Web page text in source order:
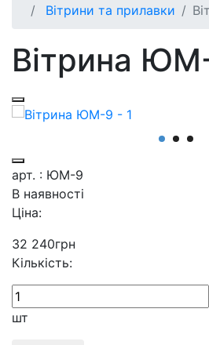
Вітрини та прилавки
Вітрина
арт. : ЮМ-9
В наявності
Ціна:
32 240грн
Кількість:
шт